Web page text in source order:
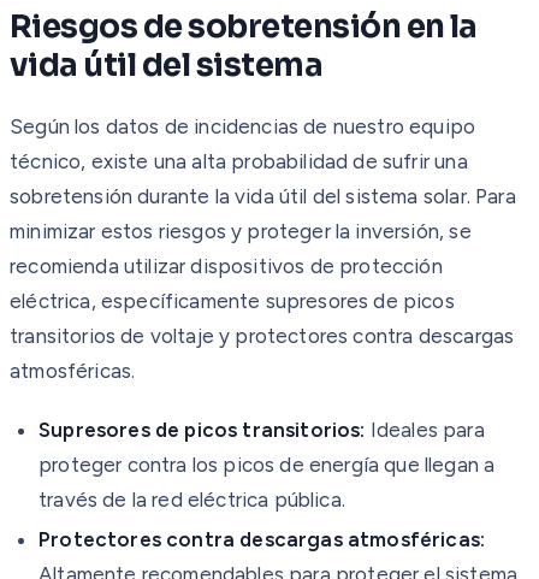
Riesgos de sobretensión en la
vida útil del sistema
Según los datos de incidencias de nuestro equipo
técnico, existe una alta probabilidad de sufrir una
sobretensión durante la vida útil del sistema solar. Para
minimizar estos riesgos y proteger la inversión, se
recomienda utilizar dispositivos de protección
eléctrica, específicamente supresores de picos
transitorios de voltaje y protectores contra descargas
atmosféricas.
Supresores de picos transitorios: Ideales para
proteger contra los picos de energía que llegan a
través de la red eléctrica pública.
Protectores contra descargas atmosféricas:
Altamente recomendables para proteger el sistema